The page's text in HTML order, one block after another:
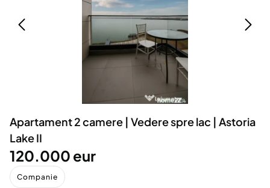
Servicii
Animale de companie
Afaceri și echipamente profesionale
Inchiriere Bunuri si Vehicule
Utilaje agricole si industriale
Piese auto si accesorii
Apartament 2 camere | Vedere spre lac | Astoria
Lake II
120.000 eur
Companie